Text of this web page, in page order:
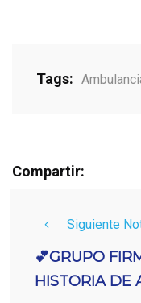
Tags:
Compartir:
Siguiente
💕GRUPO
HISTORIA DE